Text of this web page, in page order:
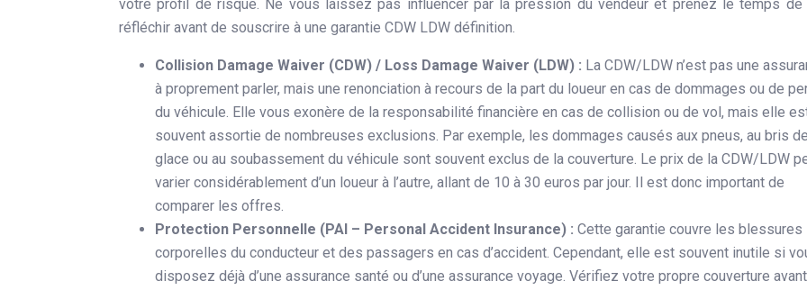
votre profil de risque. Ne vous laissez pas influencer par la pression du vendeur et prenez le temps de
réfléchir avant de souscrire à une garantie CDW LDW définition.
Collision Damage Waiver (CDW) / Loss Damage Waiver (LDW) : La CDW/LDW n’est pas une
à proprement parler, mais une renonciation à recours de la part du loueur en cas de dommages ou de
du véhicule. Elle vous exonère de la responsabilité financière en cas de collision ou de vol, mais elle
souvent assortie de nombreuses exclusions. Par exemple, les dommages causés aux pneus, au bris de
glace ou au soubassement du véhicule sont souvent exclus de la couverture. Le prix de la CDW/LDW
varier considérablement d’un loueur à l’autre, allant de 10 à 30 euros par jour. Il est donc important de
comparer les offres.
Protection Personnelle (PAI – Personal Accident Insurance) : Cette garantie couvre les blessures
corporelles du conducteur et des passagers en cas d’accident. Cependant, elle est souvent inutile si
disposez déjà d’une assurance santé ou d’une assurance voyage. Vérifiez votre propre couverture